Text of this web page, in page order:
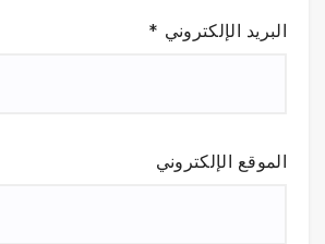
البريد الإلكتروني *
الموقع الإلكتروني